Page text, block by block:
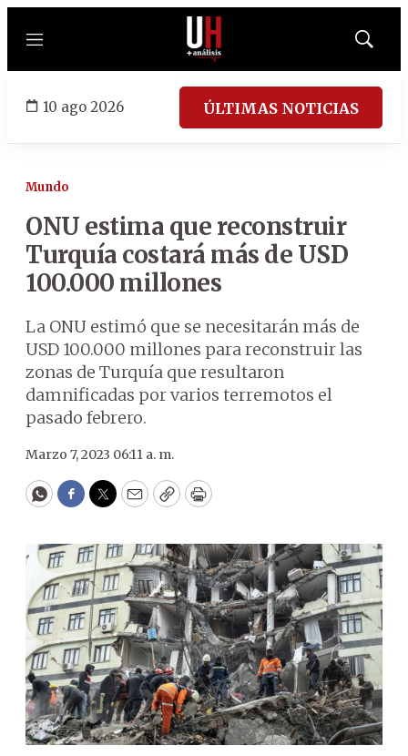
Menú
Mostrar
10 ago 2026 ÚLTIMAS NOTICIAS
Mundo
ONU estima que reconstruir
Turquía costará más de USD
100.000 millones
La ONU estimó que se necesitarán más de
USD 100.000 millones para reconstruir las
zonas de Turquía que resultaron
damnificadas por varios terremotos el
pasado febrero.
Marzo 7, 2023 06:11 a. m.
WhatsApp
Facebook
Twitter
EmailCopyPrint